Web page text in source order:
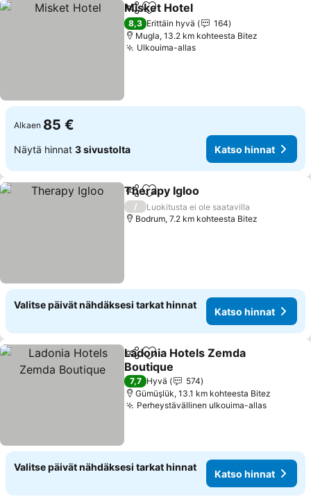
Jaa Lisää suosikkeihin
Misket Hotel
8,3 Erittäin hyvä
164
Mugla, 13.2 km kohteesta Bitez
Ulkouima-allasKatso hinnat
Alkaen 85 €
Näytä hinnat 3 sivustolta Katso hinnat
Jaa Lisää suosikkeihin
Therapy Igloo
/
Luokitusta ei ole saatavilla
Bodrum, 7.2 km kohteesta Bitez
Valitse päivät nähdäksesi tarkat hinnat
Katso hinnat
Jaa Lisää suosikkeihin
Ladonia Hotels Zemda
Boutique
Katso hinnat
7,7 Hyvä
574
Gümüşlük, 13.1 km kohteesta Bitez
Perheystävällinen ulkouima-allasKatso
Valitse päivät nähdäksesi tarkat hinnat
Katso hinnat